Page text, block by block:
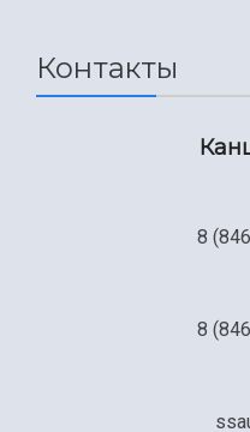
Контакты
8
8